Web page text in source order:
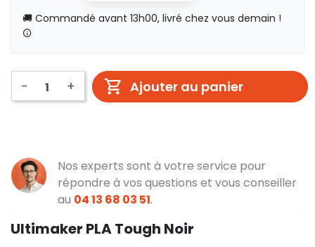
🚚 Commandé avant 13h00, livré chez vous demain !
- + Ajouter au panier
Nos experts sont à votre service pour
répondre à vos questions et vous conseiller
au 04 13 68 03 51.
Ultimaker PLA Tough Noir